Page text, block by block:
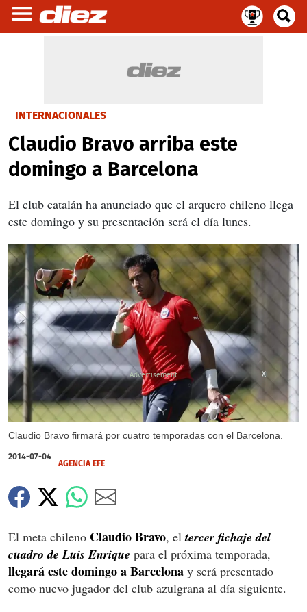
INTERNACIONALES
Claudio Bravo arriba este
domingo a Barcelona
El club catalán ha anunciado que el arquero chileno llega
este domingo y su presentación será el día lunes.
Claudio Bravo firmará por cuatro temporadas con el Barcelona.
X
2014-07-04
AGENCIA EFE
El meta chileno Claudio Bravo, el tercer fichaje del
cuadro de Luis Enrique para el próxima temporada,
llegará este domingo a Barcelona y será presentado
como nuevo jugador del club azulgrana al día siguiente.